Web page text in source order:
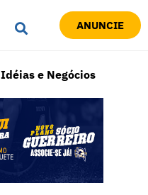
ANUNCIE
Idéias e Negócios